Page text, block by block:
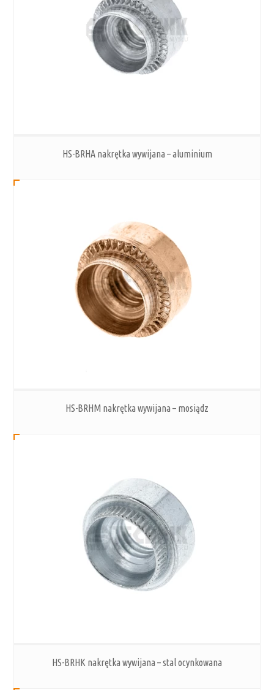
HS-BRHA nakrętka wywijana – aluminium
HS-BRHM nakrętka wywijana – mosiądz
HS-BRHK nakrętka wywijana – stal ocynkowana